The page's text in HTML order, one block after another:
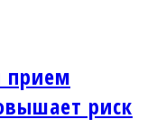
прием
риск